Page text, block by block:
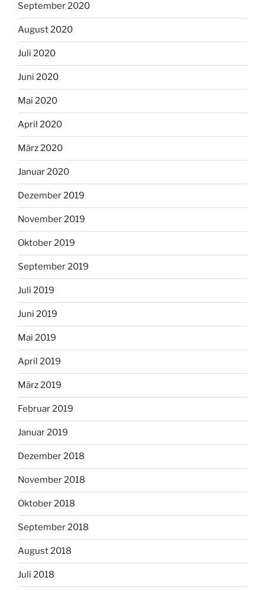
September 2020
August 2020
Juli 2020
Juni 2020
Mai 2020
April 2020
März 2020
Januar 2020
Dezember 2019
November 2019
Oktober 2019
September 2019
Juli 2019
Juni 2019
Mai 2019
April 2019
März 2019
Februar 2019
Januar 2019
Dezember 2018
November 2018
Oktober 2018
September 2018
August 2018
Juli 2018